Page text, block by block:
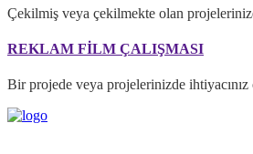
Çekilmiş veya çekilmekte olan
REKLAM FİLM ÇALIŞMASI
Bir projede veya projelerinizde